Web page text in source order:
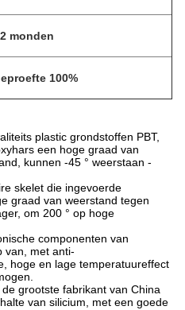
monden
100%
plastic grondstoffen PBT,
een hoge graad van
kunnen -45 ° weerstaan -
skelet die ingevoerde
graad van weerstand tegen
om 200 ° op hoge
componenten van
van, met anti-
hoge en lage temperatuureffect
grootste fabrikant van China
van silicium, met een goede